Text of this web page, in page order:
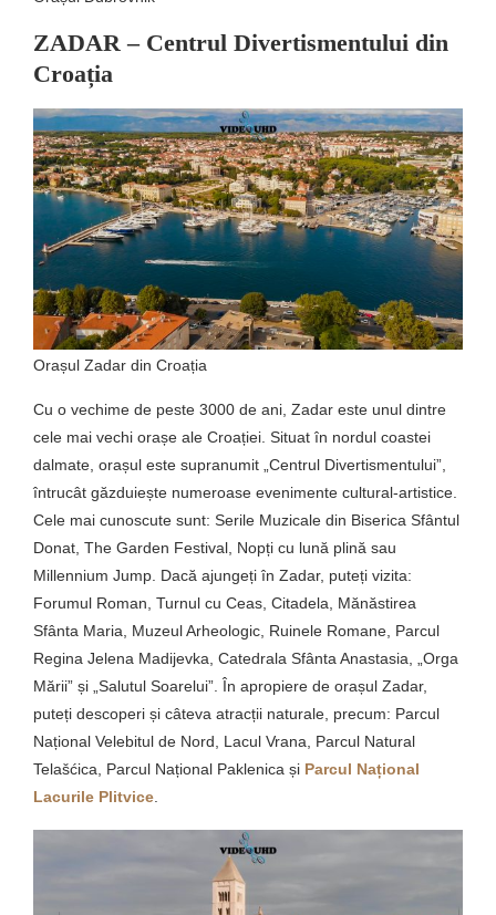
ZADAR – Centrul Divertismentului din
Croația
Orașul Zadar din Croația
Cu o vechime de peste 3000 de ani, Zadar este unul dintre
cele mai vechi orașe ale Croației. Situat în nordul coastei
dalmate, orașul este supranumit „Centrul Divertismentului”,
întrucât găzduiește numeroase evenimente cultural-artistice.
Cele mai cunoscute sunt: Serile Muzicale din Biserica Sfântul
Donat, The Garden Festival, Nopți cu lună plină sau
Millennium Jump. Dacă ajungeți în Zadar, puteți vizita:
Forumul Roman, Turnul cu Ceas, Citadela, Mănăstirea
Sfânta Maria, Muzeul Arheologic, Ruinele Romane, Parcul
Regina Jelena Madijevka, Catedrala Sfânta Anastasia, „Orga
Mării” și „Salutul Soarelui”. În apropiere de orașul Zadar,
puteți descoperi și câteva atracții naturale, precum: Parcul
Național Velebitul de Nord, Lacul Vrana, Parcul Natural
Telašćica, Parcul Național Paklenica și Parcul Național
Lacurile Plitvice